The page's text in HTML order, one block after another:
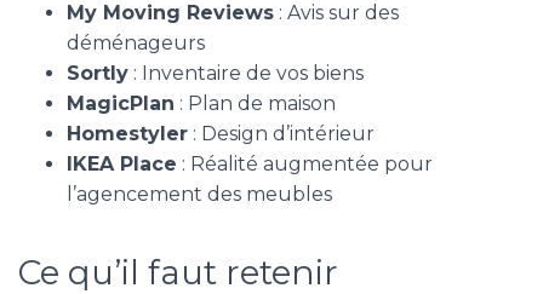
My Moving Reviews : Avis sur des
déménageurs
Sortly : Inventaire de vos biens
MagicPlan : Plan de maison
Homestyler : Design d’intérieur
IKEA Place : Réalité augmentée pour
l’agencement des meubles
Ce qu’il faut retenir